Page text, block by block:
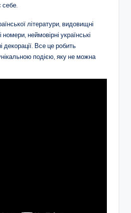
себе.
літератури, видовищні
номери, неймовірні українські
Все це робить
подією, яку не можна